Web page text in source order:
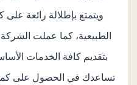
ويتمتع بإطلالة رائعة على
الطبيعية، كما عملت
بتقديم كافة الخدمات
تساعدك في الحصول على